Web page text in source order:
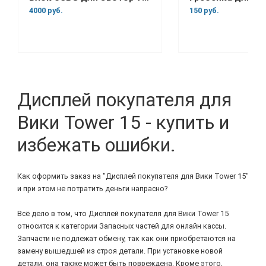
4000 руб. 150 руб.
Дисплей покупателя для
Вики Tower 15 - купить и
избежать ошибки.
Как оформить заказ на "Дисплей покупателя для Вики Tower 15"
и при этом не потратить деньги напрасно?
Всё дело в том, что Дисплей покупателя для Вики Tower 15
относится к категории Запасных частей для онлайн кассы.
Запчасти не подлежат обмену, так как они приобретаются на
замену вышедшей из строя детали. При установке новой
детали, она также может быть повреждена. Кроме этого,